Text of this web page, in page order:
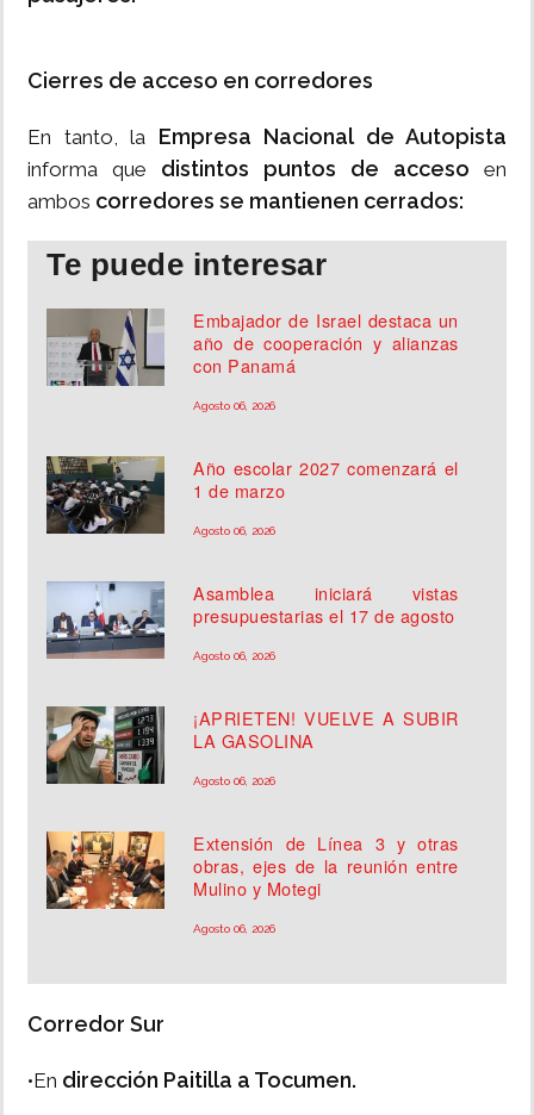
Cierres de acceso en corredores
En tanto, la Empresa Nacional de Autopista
informa que distintos puntos de acceso en
ambos corredores se mantienen cerrados:
Te puede interesar
Embajador de Israel destaca un
año de cooperación y alianzas
con Panamá
Agosto 06, 2026
Año escolar 2027 comenzará el
1 de marzo
Agosto 06, 2026
Asamblea iniciará vistas
presupuestarias el 17 de agosto
Agosto 06, 2026
¡APRIETEN! VUELVE A SUBIR
LA GASOLINA
Agosto 06, 2026
Extensión de Línea 3 y otras
obras, ejes de la reunión entre
Mulino y Motegi
Agosto 06, 2026
Corredor Sur
•En dirección Paitilla a Tocumen.